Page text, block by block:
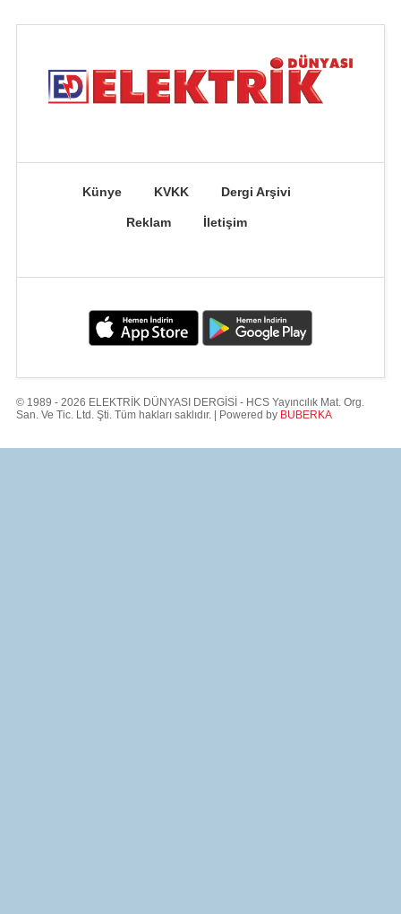
Künye KVKK Dergi Arşivi
Reklam İletişim
© 1989 - 2026 ELEKTRİK DÜNYASI DERGİSİ - HCS Yayıncılık Mat. Org.
San. Ve Tic. Ltd. Şti. Tüm hakları saklıdır. | Powered by BUBERKA